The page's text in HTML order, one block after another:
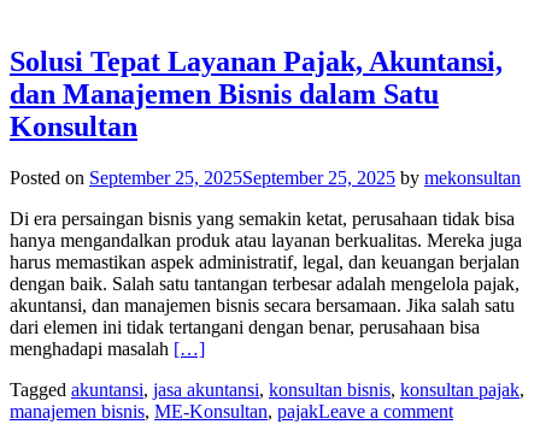
Solusi Tepat Layanan Pajak, Akuntansi,
dan Manajemen Bisnis dalam Satu
Konsultan
Posted on September 25, 2025September 25, 2025 by mekonsultan
Di era persaingan bisnis yang semakin ketat, perusahaan tidak bisa
hanya mengandalkan produk atau layanan berkualitas. Mereka juga
harus memastikan aspek administratif, legal, dan keuangan berjalan
dengan baik. Salah satu tantangan terbesar adalah mengelola pajak,
akuntansi, dan manajemen bisnis secara bersamaan. Jika salah satu
dari elemen ini tidak tertangani dengan benar, perusahaan bisa
menghadapi masalah Read
about
Solusi
[…]
Tagged akuntansi, jasa akuntansi, konsultan bisnis, konsultan pajak,
manajemen bisnis, ME-Konsultan, pajakLeave a comment